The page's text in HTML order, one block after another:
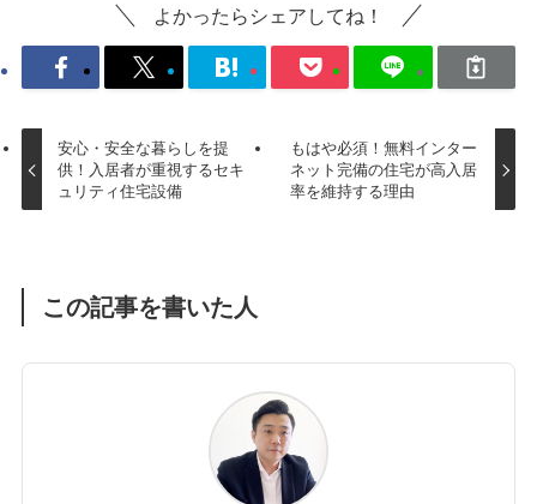
よかったらシェアしてね！
安心・安全な暮らしを提
供！入居者が重視するセキ
ュリティ住宅設備
もはや必須！無料インター
ネット完備の住宅が高入居
率を維持する理由
この記事を書いた人